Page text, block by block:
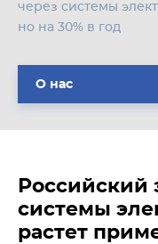
через системы
но на 30% в год
О нас
Российский
системы
растет